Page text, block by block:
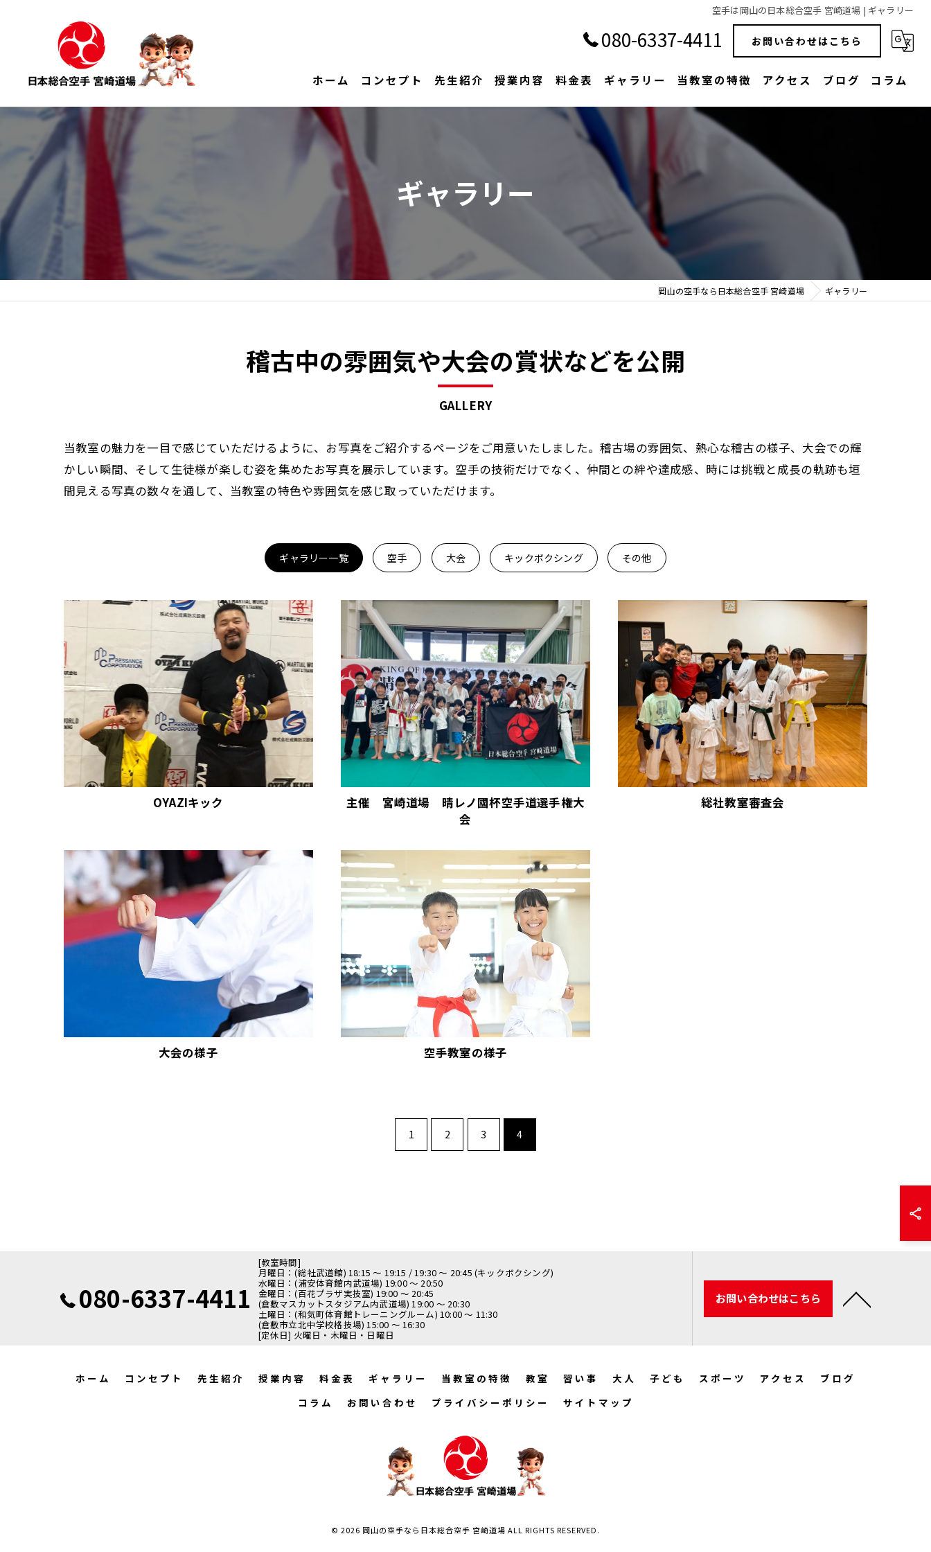
空手は岡山の日本総合空手 宮崎道場 | ギャラリー
080-6337-4411 お問い合わせはこちら
ホーム コンセプト 先生紹介 授業内容 料金表 ギャラリー 当教室の特徴
スポーツ
アクセス ブログ コラム
ギャラリー
岡山の空手なら日本総合空手 宮崎道場 ギャラリー
稽古中の雰囲気や大会の賞状などを公開
GALLERY
当教室の魅力を一目で感じていただけるように、お写真をご紹介するページをご用意いたしました。稽古場の雰囲気、熱心な稽古の様子、大会での輝
かしい瞬間、そして生徒様が楽しむ姿を集めたお写真を展示しています。空手の技術だけでなく、仲間との絆や達成感、時には挑戦と成長の軌跡も垣
間見える写真の数々を通して、当教室の特色や雰囲気を感じ取っていただけます。
ギャラリー一覧 空手 大会 キックボクシング その他
OYAZIキック
主催 宮崎道場 晴レノ國杯空手道選手権大
会
総社教室審査会
大会の様子 空手教室の様子
1 2 3 4
080-6337-4411
[教室時間]
月曜日：(総社武道館) 18:15 ～ 19:15 / 19:30 ～ 20:45 (キックボクシング)
水曜日：(浦安体育館内武道場) 19:00 ～ 20:50
金曜日：(百花プラザ実技室) 19:00 ～ 20:45
(倉敷マスカットスタジアム内武道場) 19:00 ～ 20:30
土曜日：(和気町体育館トレーニングルーム) 10:00 ～ 11:30
(倉敷市立北中学校格技場) 15:00 ～ 16:30
[定休日] 火曜日・木曜日・日曜日
お問い合わせはこちら
ホーム コンセプト 先生紹介 授業内容 料金表 ギャラリー 当教室の特徴 教室 習い事 大人 子ども スポーツ アクセス
ブログ
コラム
お問い合わせ プライバシーポリシー サイトマップ
© 2026 岡山の空手なら日本総合空手 宮崎道場 ALL RIGHTS RESERVED.